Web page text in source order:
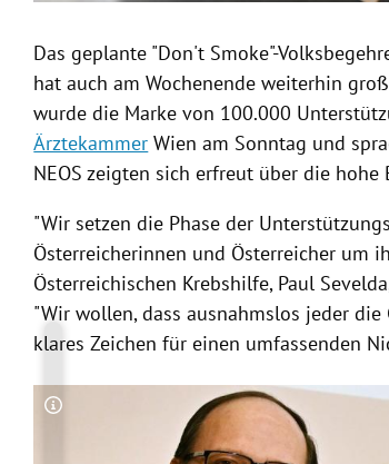
Das geplante "Don't Smoke"-
hat auch am Wochenende weiterhin
wurde die Marke von 100.000
Ärztekammer Wien am Sonntag und
NEOS zeigten sich erfreut über die hohe
"Wir setzen die Phase der
Österreicherinnen und Österreicher um
Österreichischen Krebshilfe, Paul Sevelda
"Wir wollen, dass ausnahmslos jeder
klares Zeichen für einen umfassenden
Copyright-Hinweis öffnen/schließen